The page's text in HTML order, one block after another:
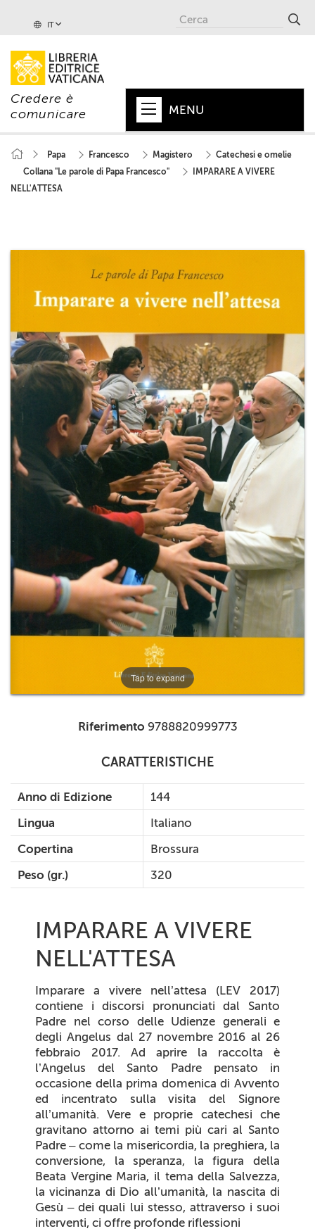
IT
Credere è
comunicare
MENU
PAPA
MONDO
COLLANE
+
CEI
AUTORI VARI
Papa Francesco Magistero
Catechesi e omelie
Collana "Le parole di Papa Francesco"
IMPARARE A VIVERE
NELL'ATTESA
Tap to expand
Riferimento 9788820999773
CARATTERISTICHE
Anno di Edizione
144
Lingua
Italiano
Copertina
Brossura
Peso (gr.)
320
IMPARARE A VIVERE
NELL'ATTESA
Imparare a vivere nell’attesa (LEV 2017)
contiene i discorsi pronunciati dal Santo
Padre nel corso delle Udienze generali e
degli Angelus dal 27 novembre 2016 al 26
febbraio 2017. Ad aprire la raccolta è
l’Angelus del Santo Padre pensato in
occasione della prima domenica di Avvento
ed incentrato sulla visita del Signore
all’umanità. Vere e proprie catechesi che
gravitano attorno ai temi più cari al Santo
Padre – come la misericordia, la preghiera, la
conversione, la speranza, la figura della
Beata Vergine Maria, il tema della Salvezza,
la vicinanza di Dio all’umanità, la nascita di
Gesù – dei quali lui stesso, attraverso i suoi
interventi, ci offre profonde riflessioni